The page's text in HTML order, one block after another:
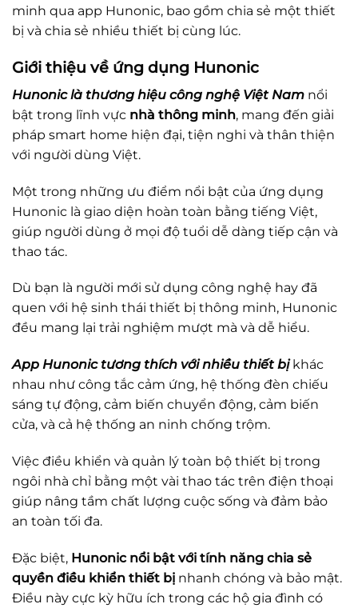
minh qua app Hunonic, bao gồm chia sẻ một thiết
bị và chia sẻ nhiều thiết bị cùng lúc.
Giới thiệu về ứng dụng Hunonic
Hunonic là thương hiệu công nghệ Việt Nam nổi
bật trong lĩnh vực nhà thông minh, mang đến giải
pháp smart home hiện đại, tiện nghi và thân thiện
với người dùng Việt.
Một trong những ưu điểm nổi bật của ứng dụng
Hunonic là giao diện hoàn toàn bằng tiếng Việt,
giúp người dùng ở mọi độ tuổi dễ dàng tiếp cận và
thao tác.
Dù bạn là người mới sử dụng công nghệ hay đã
quen với hệ sinh thái thiết bị thông minh, Hunonic
đều mang lại trải nghiệm mượt mà và dễ hiểu.
App Hunonic tương thích với nhiều thiết bịkhác
nhau như công tắc cảm ứng, hệ thống đèn chiếu
sáng tự động, cảm biến chuyển động, cảm biến
cửa, và cả hệ thống an ninh chống trộm.
Việc điều khiển và quản lý toàn bộ thiết bị trong
ngôi nhà chỉ bằng một vài thao tác trên điện thoại
giúp nâng tầm chất lượng cuộc sống và đảm bảo
an toàn tối đa.
Đặc biệt, Hunonic nổi bật với tính năng chia sẻ
quyền điều khiển thiết bị nhanh chóng và bảo mật.
Điều này cực kỳ hữu ích trong các hộ gia đình có